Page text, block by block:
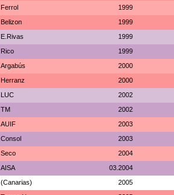
Ferrol 1999
Belizon 1999
E.Rivas 1999
Rico 1999
Argabús 2000
Herranz 2000
LUC 2002
TM 2002
AUIF 2003
Consol 2003
Seco 2004
AISA 03.2004
(Canarias) 2005